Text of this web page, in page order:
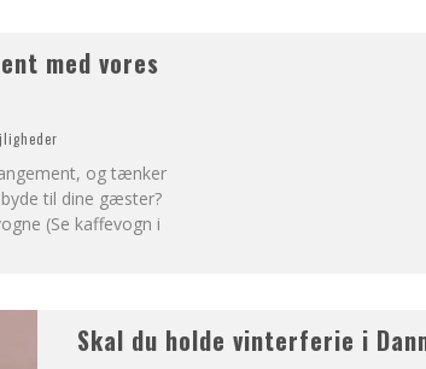
med vores
og tænker
til dine gæster?
(Se kaffevogn i
Skal du holde vinterferie i